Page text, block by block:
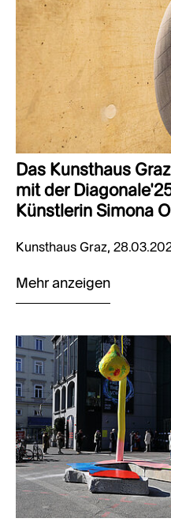
Das Kunsthaus
mit der
Künstlerin Simona
Kunsthaus Graz,
Mehr anzeigen